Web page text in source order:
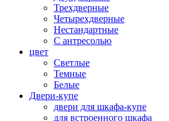
Трехдверные
Четырехдверные
Нестандартные
С антресолью
цвет
Светлые
Темные
Белые
Двери-купе
двери для шкафа-купе
для встроенного шкафа